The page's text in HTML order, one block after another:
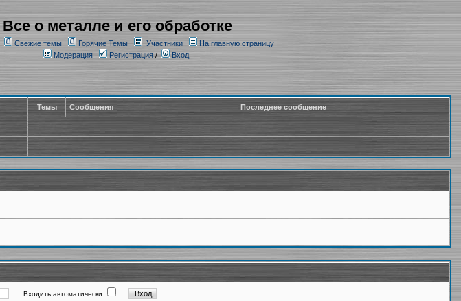
Все о металле и его обработке
Свежие темы Горячие Темы Участники
На главную страницу
Модерация
Регистрация/ Вход
Темы Сообщения Последнее сообщение
Входить автоматически